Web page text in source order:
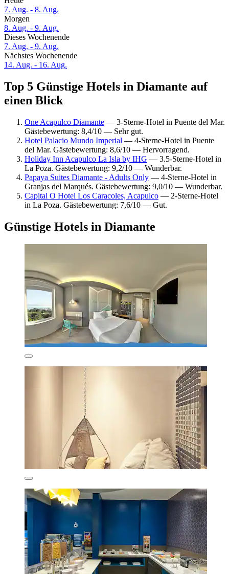
7. Aug. - 8. Aug.
Morgen
8. Aug. - 9. Aug.
Dieses Wochenende
7. Aug. - 9. Aug.
Nächstes Wochenende
14. Aug. - 16. Aug.
Top 5 Günstige Hotels in Diamante auf
einen Blick
One Acapulco Diamante — 3-Sterne-Hotel in Puente del Mar.
Gästebewertung: 8,4/10 — Sehr gut.
Hotel Palacio Mundo Imperial — 4-Sterne-Hotel in Puente
del Mar. Gästebewertung: 8,6/10 — Hervorragend.
Holiday Inn Acapulco La Isla by IHG — 3.5-Sterne-Hotel in
La Poza. Gästebewertung: 9,2/10 — Wunderbar.
Papaya Suites Diamante - Adults Only — 4-Sterne-Hotel in
Granjas del Marqués. Gästebewertung: 9,0/10 — Wunderbar.
Capital O Hotel Los Caracoles, Acapulco — 2-Sterne-Hotel
in La Poza. Gästebewertung: 7,6/10 — Gut.
Günstige Hotels in Diamante